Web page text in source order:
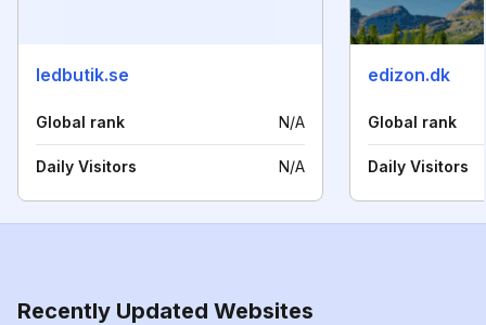
ledbutik.se
Global rank N/A
Daily Visitors N/A
edizon.dk
Global rank
Daily Visitors
Recently Updated Websites